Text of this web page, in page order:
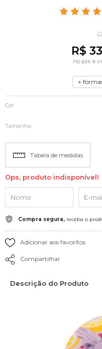
R$
no pix à
+
Cor
Tamanho
Tabela de medidas
Ops, produto indisponível!
Compra segura, receba o
Adicionar aos favoritos
Compartilhar
Descrição do Produto